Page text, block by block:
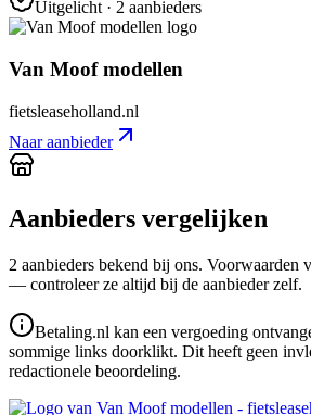
Uitgelicht· 2 aanbieders
Van Moof modellen
fietsleaseholland.nl
Naar aanbieder
Aanbieders vergelijken
2 aanbieders bekend bij ons. Voorwaarden
— controleer ze altijd bij de aanbieder zelf.
Betaling.nl kan een vergoeding
sommige links doorklikt. Dit heeft geen
redactionele beoordeling.